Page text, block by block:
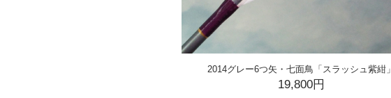
2014グレー6つ矢・七面鳥「スラッシュ紫紺」
19,800円